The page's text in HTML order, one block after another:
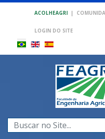
ACOLHEAGRI |
LOGIN DO SITE
Pesquisar...